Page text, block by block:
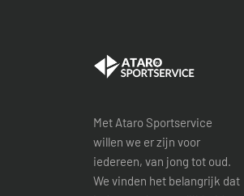
Met Ataro Sportservice
willen we er zijn voor
iedereen, van jong tot oud.
We vinden het belangrijk dat